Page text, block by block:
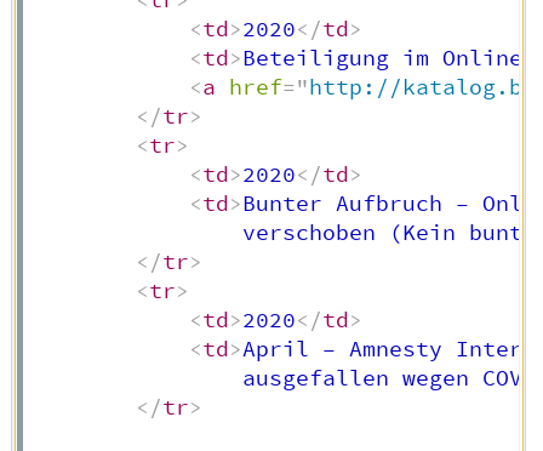
<td>2020</td>
<td>Beteiligung im Online-
<a href="http://
</tr>
<tr>
<td>2020</td>
<td>Bunter Aufbruch –
verschoben (Kein
</tr>
<tr>
<td>2020</td>
<td>April – Amnesty
ausgefallen wegen
</tr>